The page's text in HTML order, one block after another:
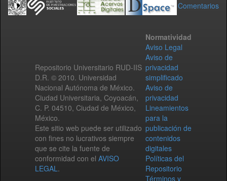
Comentarios
Repositorio Universitario RUD-IIS
D.R. © 2010. Universidad
Nacional Autónoma de México.
Ciudad Universitaria, Coyoacán,
C. P. 04510, Ciudad de México,
México.
Este sitio web puede ser utilizado
con fines no lucrativos siempre
que se cite la fuente de
conformidad con el AVISO
LEGAL.
Normatividad
Aviso Legal
Aviso de
privacidad
simplificado
Aviso de
privacidad
Lineamientos
para la
publicación de
contenidos
digitales
Políticas del
Repositorio
Términos y